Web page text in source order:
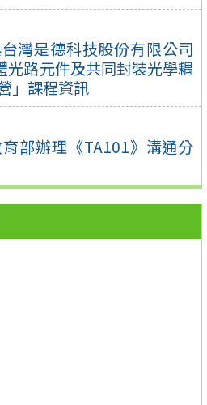
灣是德科技股份有限公司
光路元件及共同封裝光學耦
」課程資訊
部辦理《TA101》溝通分